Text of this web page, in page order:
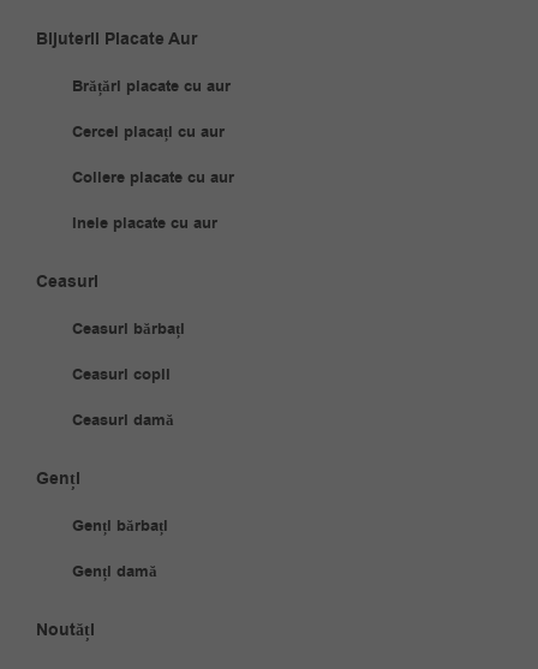
Bijuterii Placate Aur
Brățări placate cu aur
Cercei placați cu aur
Coliere placate cu aur
Inele placate cu aur
Ceasuri
Ceasuri bărbați
Ceasuri copii
Ceasuri damă
Genți
Genți bărbați
Genți damă
Noutăți